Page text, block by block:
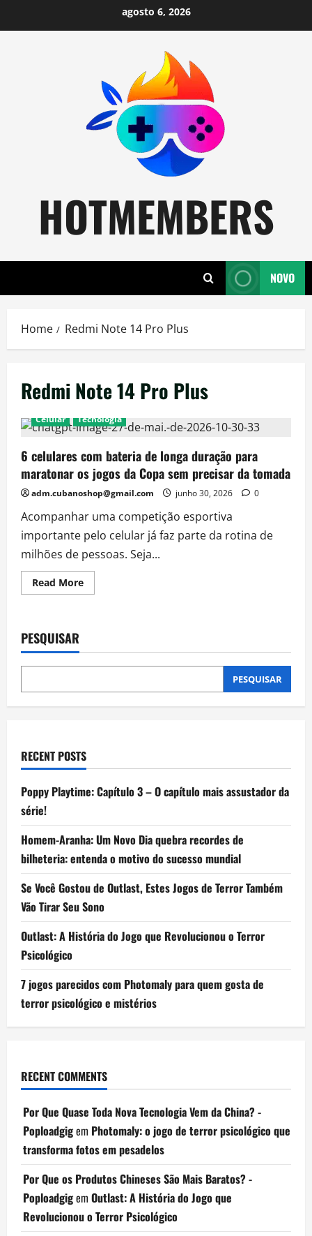
to
agosto 6, 2026
HOTMEMBERS
NOVO
Home Redmi Note 14 Pro Plus
Redmi Note 14 Pro Plus
Celular Técnologia
6 celulares com bateria de longa duração para
maratonar os jogos da Copa sem precisar da tomada
adm.cubanoshop@gmail.com junho 30, 2026 0
Acompanhar uma competição esportiva
importante pelo celular já faz parte da rotina de
milhões de pessoas. Seja...
Read MoreRead
more
de
duração
maratonar
jogos
precisar
da
tomada
PESQUISAR
PESQUISAR
RECENT POSTS
Poppy Playtime: Capítulo 3 – O capítulo mais assustador da
série!
Homem-Aranha: Um Novo Dia quebra recordes de
bilheteria: entenda o motivo do sucesso mundial
Se Você Gostou de Outlast, Estes Jogos de Terror Também
Vão Tirar Seu Sono
Outlast: A História do Jogo que Revolucionou o Terror
Psicológico
7 jogos parecidos com Photomaly para quem gosta de
terror psicológico e mistérios
RECENT COMMENTS
Por Que Quase Toda Nova Tecnologia Vem da China? -
Poploadgigem Photomaly: o jogo de terror psicológico que
transforma fotos em pesadelos
Por Que os Produtos Chineses São Mais Baratos? -
Poploadgigem Outlast: A História do Jogo que
Revolucionou o Terror Psicológico